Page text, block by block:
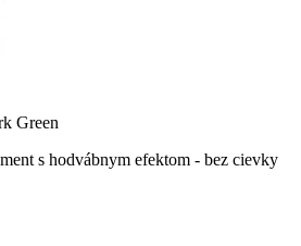
Green
s hodvábnym efektom - bez cievky